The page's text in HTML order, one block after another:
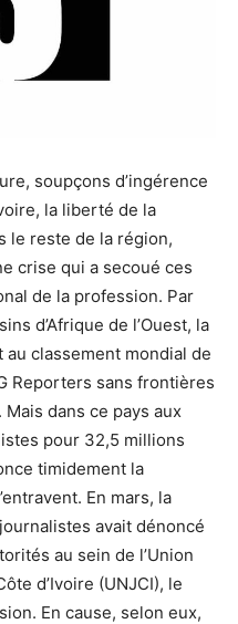
soupçons d’ingérence
la liberté de la
le reste de la région,
crise qui a secoué ces
de la profession. Par
d’Afrique de l’Ouest, la
classement mondial de
Reporters sans frontières
Mais dans ce pays aux
pour 32,5 millions
timidement la
En mars, la
avait dénoncé
au sein de l’Union
d’Ivoire (UNJCI), le
En cause, selon eux,